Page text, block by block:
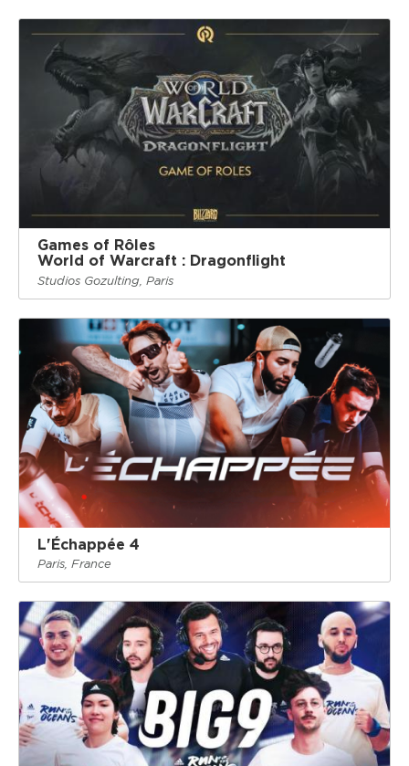
Games of Rôles
World of Warcraft : Dragonflight
Studios Gozulting, Paris
L'Échappée 4
Paris, France